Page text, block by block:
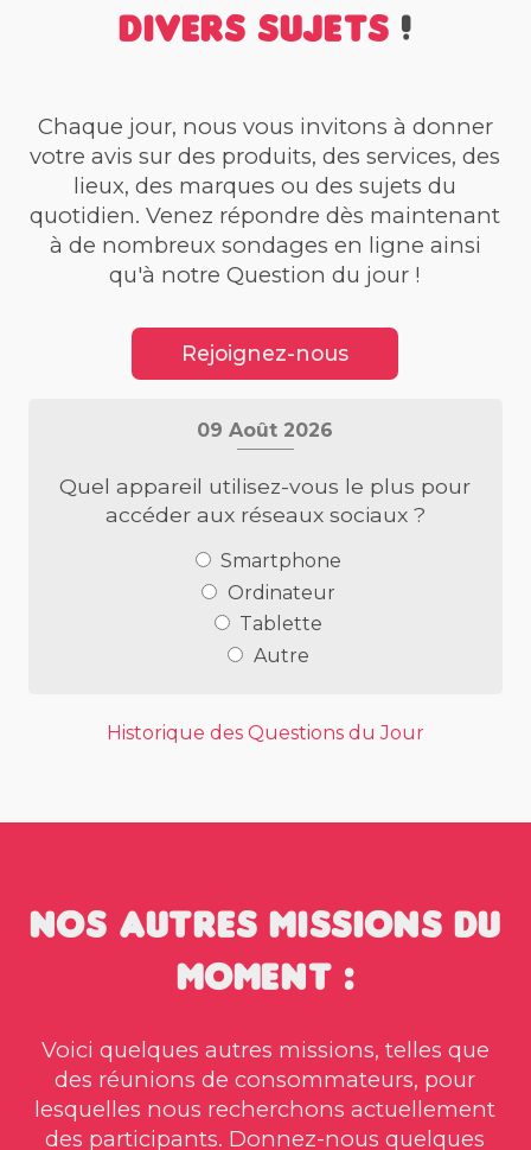
09 Août 2026
Quel appareil utilisez-vous le plus pour
accéder aux réseaux sociaux ?
Smartphone
Ordinateur
Tablette
Autre
Historique des Questions du Jour
divers sujets !
Chaque jour, nous vous invitons à donner
votre avis sur des produits, des services, des
lieux, des marques ou des sujets du
quotidien. Venez répondre dès maintenant
à de nombreux sondages en ligne ainsi
qu'à notre Question du jour !
Rejoignez-nous
Nos autres missions du
moment :
Voici quelques autres missions, telles que
des réunions de consommateurs, pour
lesquelles nous recherchons actuellement
des participants. Donnez-nous quelques